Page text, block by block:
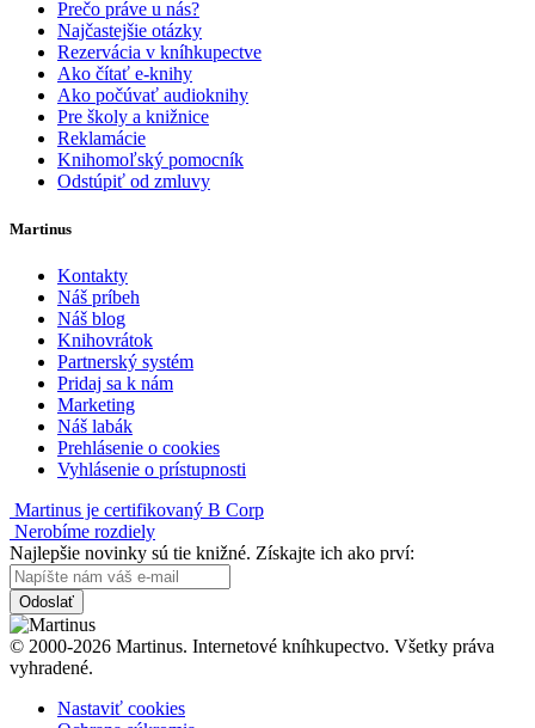
Prečo práve u nás?
Najčastejšie otázky
Rezervácia v kníhkupectve
Ako čítať e-knihy
Ako počúvať audioknihy
Pre školy a knižnice
Reklamácie
Knihomoľský pomocník
Odstúpiť od zmluvy
Martinus
Kontakty
Náš príbeh
Náš blog
Knihovrátok
Partnerský systém
Pridaj sa k nám
Marketing
Náš labák
Prehlásenie o cookies
Vyhlásenie o prístupnosti
Martinus je certifikovaný B Corp
Nerobíme rozdiely
Najlepšie novinky sú tie knižné. Získajte ich ako prví:
Odoslať
© 2000-2026 Martinus. Internetové kníhkupectvo. Všetky práva
vyhradené.
Nastaviť cookies